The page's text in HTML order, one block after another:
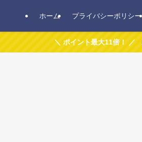
ホーム プライバシーポリシー
＼ ポイント最大11倍！ ／